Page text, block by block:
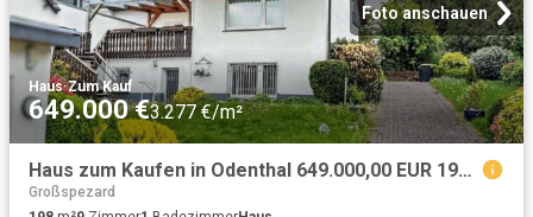
Foto anschauen
Haus·Zum Kauf
649.000 €3.277 €/m²
Haus zum Kaufen in Odenthal 649.000,00 EUR 198 m²
Großspezard